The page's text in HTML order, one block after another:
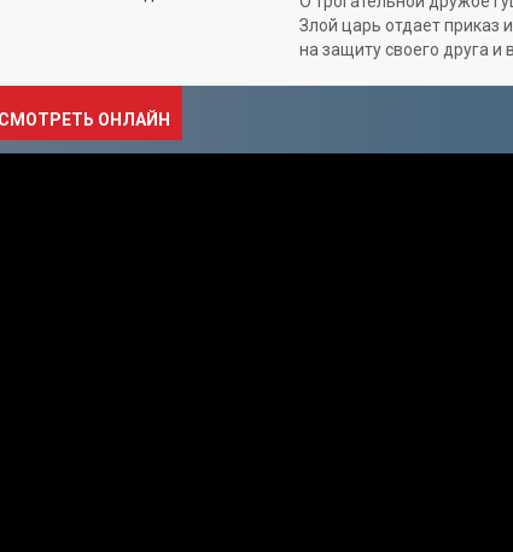
Злой царь отдает приказ
на защиту своего друга и
СМОТРЕТЬ ОНЛАЙН